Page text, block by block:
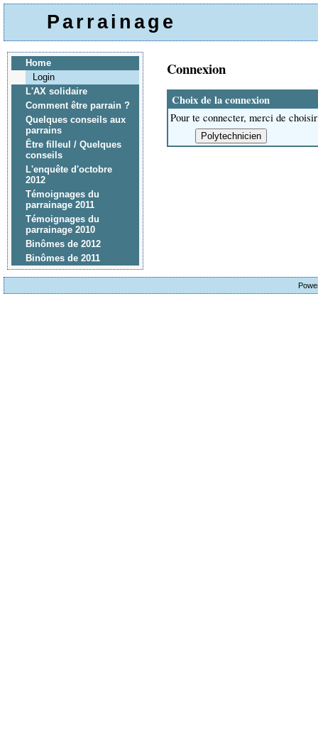
Parrainage
Home
Login
L'AX solidaire
Comment être parrain ?
Quelques conseils aux
parrains
Être filleul / Quelques
conseils
L'enquête d'octobre
2012
Témoignages du
parrainage 2011
Témoignages du
parrainage 2010
Binômes de 2012
Binômes de 2011
Connexion
Choix de la connexion
Pour te connecter, merci de